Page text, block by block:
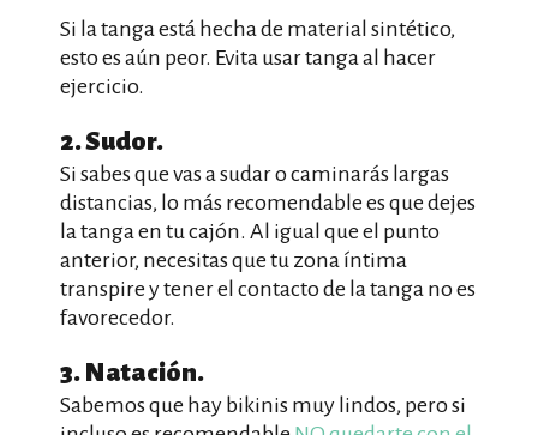
Si la tanga está hecha de material sintético,
esto es aún peor. Evita usar tanga al hacer
ejercicio.
2. Sudor.
Si sabes que vas a sudar o caminarás largas
distancias, lo más recomendable es que dejes
la tanga en tu cajón. Al igual que el punto
anterior, necesitas que tu zona íntima
transpire y tener el contacto de la tanga no es
favorecedor.
3. Natación.
Sabemos que hay bikinis muy lindos, pero si